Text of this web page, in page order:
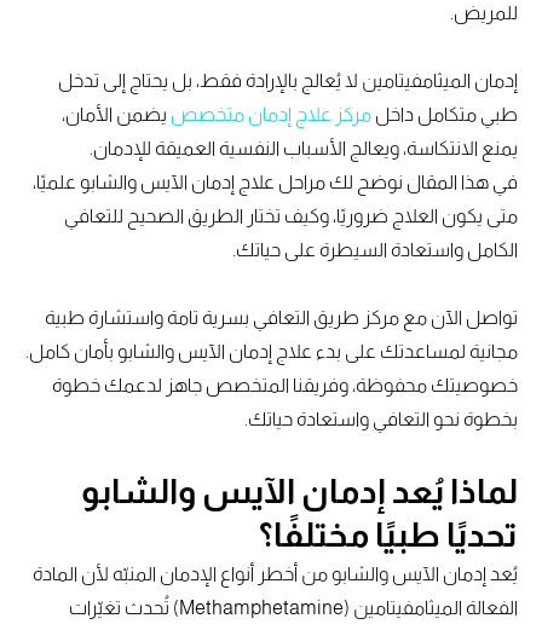
للمريض.
إدمان الميثامفيتامين لا يُعالج بالإرادة فقط، بل يحتاج إلى تدخل
طبي متكامل داخل مركز علاج إدمان متخصص يضمن الأمان،
يمنع الانتكاسة، ويعالج الأسباب النفسية العميقة للإدمان.
في هذا المقال نوضح لك مراحل علاج إدمان الآيس والشابو علميًا،
متى يكون العلاج ضروريًا، وكيف تختار الطريق الصحيح للتعافي
الكامل واستعادة السيطرة على حياتك.
تواصل الآن مع مركز طريق التعافي بسرية تامة واستشارة طبية
مجانية لمساعدتك على بدء علاج إدمان الآيس والشابو بأمان كامل.
خصوصيتك محفوظة، وفريقنا المتخصص جاهز لدعمك خطوة
بخطوة نحو التعافي واستعادة حياتك.
لماذا يُعد إدمان الآيس والشابو
تحديًا طبيًا مختلفًا؟
يُعد إدمان الآيس والشابو من أخطر أنواع الإدمان المنبّه لأن المادة
الفعالة الميثامفيتامين (Methamphetamine) تُحدث تغيّرات